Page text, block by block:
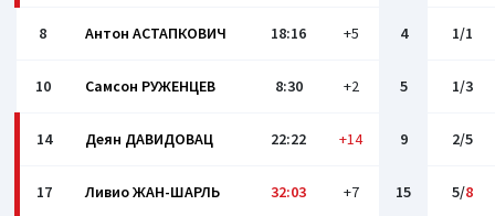
8 Антон АСТАПКОВИЧ 18:16 +5 4 1/1
10 Самсон РУЖЕНЦЕВ 8:30 +2 5 1/3
14 Деян ДАВИДОВАЦ 22:22 +14 9 2/5
17 Ливио ЖАН-ШАРЛЬ 32:03 +7 15 5/8